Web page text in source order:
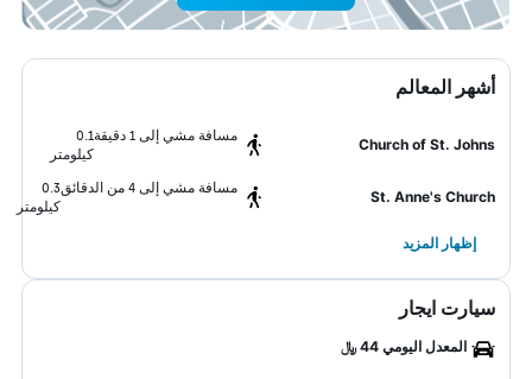
أشهر المعالم
Church of St. Johns
مسافة مشي إلى 1 دقيقة
0.1
كيلومتر
St. Anne's Church
مسافة مشي إلى 4 من الدقائق
0.3
كيلومتر
إظهار المزيد
سيارت ايجار
المعدل اليومي 44 ﷼